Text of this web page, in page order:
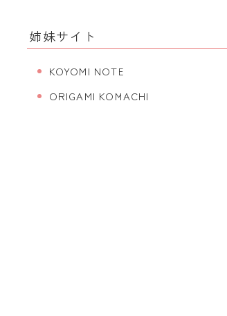
姉妹サイト
KOYOMI NOTE
ORIGAMI KOMACHI